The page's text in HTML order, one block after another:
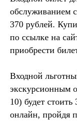
обслуживанием
370 рублей.
по ссылке на
приобрести
Входной
экскурсионным
10) будет
онлайн, пройдя